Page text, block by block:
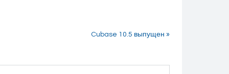
Cubase 10.5 выпущен »